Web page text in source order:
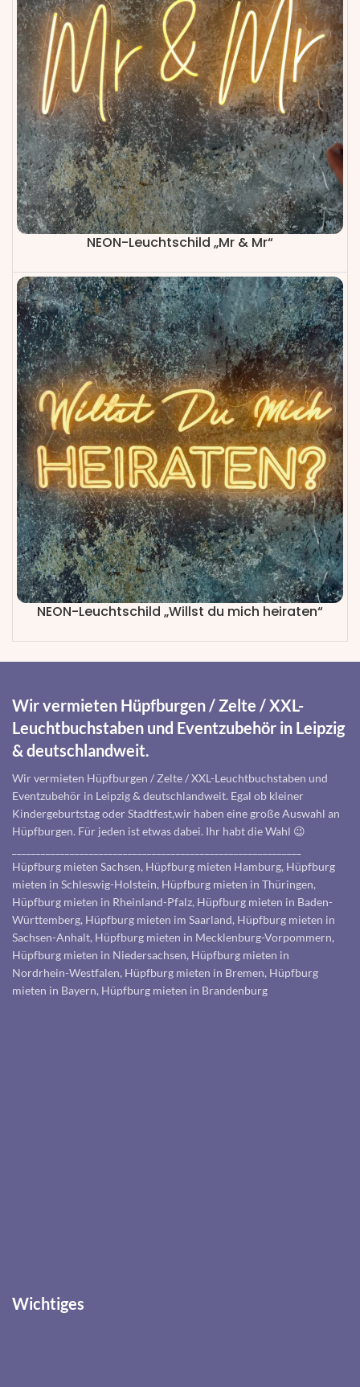
NEON-Leuchtschild „Mr & Mr“
NEON-Leuchtschild „Willst du mich heiraten“
Wir vermieten Hüpfburgen / Zelte / XXL-
Leuchtbuchstaben und Eventzubehör in Leipzig
& deutschlandweit.
Wir vermieten Hüpfburgen / Zelte / XXL-Leuchtbuchstaben und
Eventzubehör in Leipzig & deutschlandweit. Egal ob kleiner
Kindergeburtstag oder Stadtfest,wir haben eine große Auswahl an
Hüpfburgen. Für jeden ist etwas dabei. Ihr habt die Wahl 😉
Hüpfburg mieten Sachsen, Hüpfburg mieten Hamburg, Hüpfburg
mieten in Schleswig-Holstein, Hüpfburg mieten in Thüringen,
Hüpfburg mieten in Rheinland-Pfalz, Hüpfburg mieten in Baden-
Württemberg, Hüpfburg mieten im Saarland, Hüpfburg mieten in
Sachsen-Anhalt, Hüpfburg mieten in Mecklenburg-Vorpommern,
Hüpfburg mieten in Niedersachsen, Hüpfburg mieten in
Nordrhein-Westfalen, Hüpfburg mieten in Bremen, Hüpfburg
mieten in Bayern, Hüpfburg mieten in Brandenburg
Wichtiges